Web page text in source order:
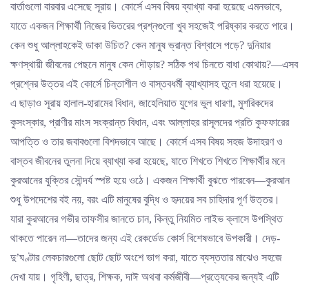
বার্তাগুলো বারবার এসেছে সূরায়। কোর্সে এসব বিষয় ব্যাখ্যা করা হয়েছে এমনভাবে,
যাতে একজন শিক্ষার্থী নিজের ভিতরের প্রশ্নগুলো খুব সহজেই পরিষ্কার করতে পারে।
কেন শুধু আল্লাহকেই ডাকা উচিত? কেন মানুষ ভ্রান্ত বিশ্বাসে পড়ে? দুনিয়ার
ক্ষণস্থায়ী জীবনের পেছনে মানুষ কেন দৌড়ায়? সঠিক পথ চিনতে বাধা কোথায়?—এসব
প্রশ্নের উত্তর এই কোর্সে চিন্তাশীল ও বাস্তবধর্মী ব্যাখ্যাসহ তুলে ধরা হয়েছে।
এ ছাড়াও সূরায় হালাল-হারামের বিধান, জাহেলিয়াত যুগের ভুল ধারণা, মুশরিকদের
কুসংস্কার, প্রাণীর মাংস সংক্রান্ত বিধান, এবং আল্লাহর রাসূলদের প্রতি কুফফারের
আপত্তি ও তার জবাবগুলো বিশদভাবে আছে। কোর্সে এসব বিষয় সহজ উদাহরণ ও
বাস্তব জীবনের তুলনা দিয়ে ব্যাখ্যা করা হয়েছে, যাতে শিখতে শিখতে শিক্ষার্থীর মনে
কুরআনের যুক্তির সৌন্দর্য স্পষ্ট হয়ে ওঠে। একজন শিক্ষার্থী বুঝতে পারবেন—কুরআন
শুধু উপদেশের বই নয়, বরং এটি মানুষের বুদ্ধি ও হৃদয়ের সব চাহিদার পূর্ণ উত্তর।
যারা কুরআনের গভীর তাফসীর জানতে চান, কিন্তু নিয়মিত লাইভ ক্লাসে উপস্থিত
থাকতে পারেন না—তাদের জন্য এই রেকর্ডেড কোর্স বিশেষভাবে উপকারী। দেড়-
দু’ঘণ্টার লেকচারগুলো ছোট ছোট অংশে ভাগ করা, যাতে ব্যস্ততার মাঝেও সহজে
দেখা যায়। গৃহিণী, ছাত্র, শিক্ষক, দাঈ অথবা কর্মজীবী—প্রত্যেকের জন্যই এটি